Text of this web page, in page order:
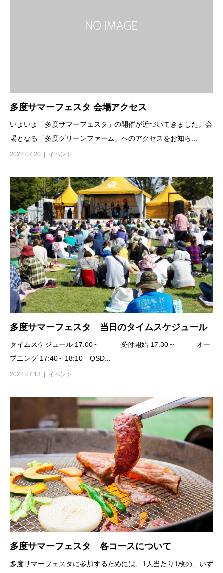
多度サマーフェスタ 会場アクセス
いよいよ「多度サマーフェスタ」の開催が近づいてきました。会
場となる「多度グリーンファーム」へのアクセスをお知ら...
2022.07.20 イベント
多度サマーフェスタ 当日のタイムスケジュール
タイムスケジュール 17:00～ 受付開始 17:30～ オー
プニング 17:40～18:10 QSD...
2022.07.13 イベント
多度サマーフェスタ 各コースについて
多度サマーフェスタに参加するためには、1人当たり1枚の、いず